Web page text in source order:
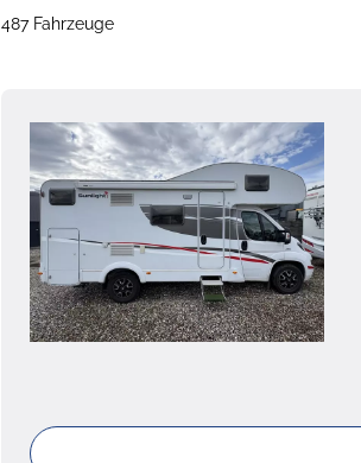
487 Fahrzeuge